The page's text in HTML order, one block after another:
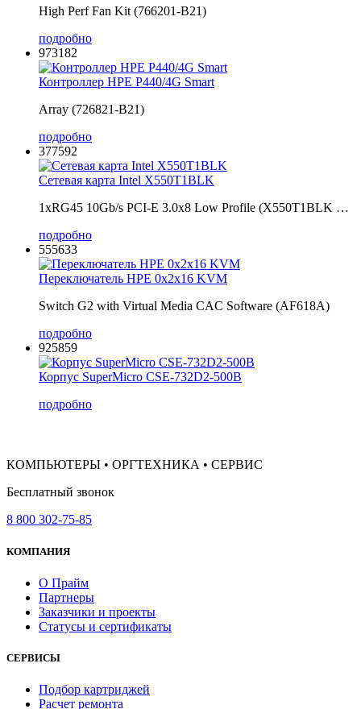
High Perf Fan Kit (766201-B21)
подробно
973182
Контроллер HPE P440/4G Smart
Array (726821-B21)
подробно
377592
Сетевая карта Intel X550T1BLK
1xRG45 10Gb/s PCI-E 3.0x8 Low Profile (X550T1BLK …
подробно
555633
Переключатель HPE 0x2x16 KVM
Switch G2 with Virtual Media CAC Software (AF618A)
подробно
925859
Корпус SuperMicro CSE-732D2-500B
подробно
КОМПЬЮТЕРЫ • ОРГТЕХНИКА • СЕРВИС
Бесплатный звонок
8 800 302-75-85
КОМПАНИЯ
О Прайм
Партнеры
Заказчики и проекты
Статусы и сертификаты
СЕРВИСЫ
Подбор картриджей
Расчет ремонта